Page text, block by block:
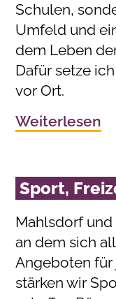
Schulen,
Umfeld und
dem Leben
Dafür setze
vor Ort.
Weiterlesen
Sport,
Mahlsdorf
an dem sich
Angeboten für
stärken wir